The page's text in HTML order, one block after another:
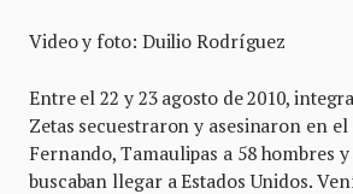
Video y foto: Duilio Rodríguez
Entre el 22 y 23 agosto de 2010,
Zetas secuestraron y asesinaron en
Fernando, Tamaulipas a 58 hombres
buscaban llegar a Estados Unidos.